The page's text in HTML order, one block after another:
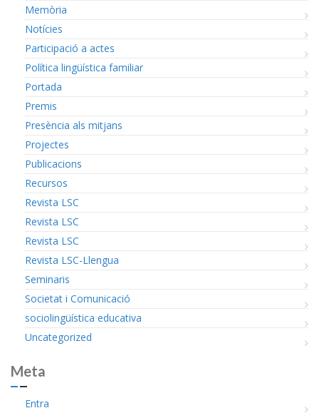
Memòria
Notícies
Participació a actes
Política lingüística familiar
Portada
Premis
Presència als mitjans
Projectes
Publicacions
Recursos
Revista LSC
Revista LSC
Revista LSC
Revista LSC-Llengua
Seminaris
Societat i Comunicació
sociolingüística educativa
Uncategorized
Meta
Entra